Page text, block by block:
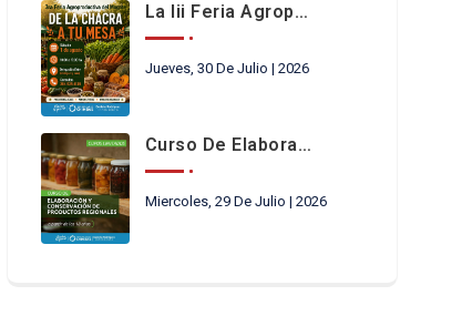
La Iii Feria Agroproductiva
Jueves, 30 De Julio | 2026
Curso De Elaboración Y Conservación De Productos Regionales
Miercoles, 29 De Julio | 2026